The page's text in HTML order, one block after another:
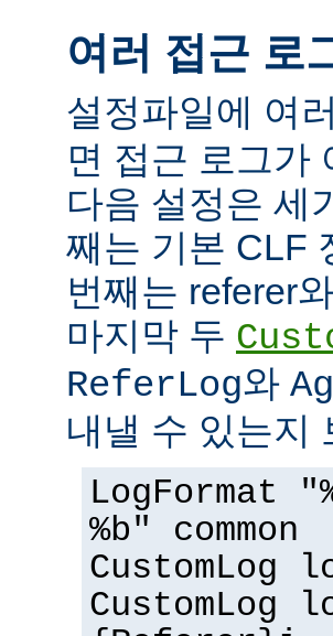
여러 접근 로
설정파일에 여러
면 접근 로그가
다음 설정은 세
째는 기본 CLF
번째는 referer
마지막 두
ReferLog와
내낼 수 있는지
LogFormat
%b" common
CustomLog
CustomLog